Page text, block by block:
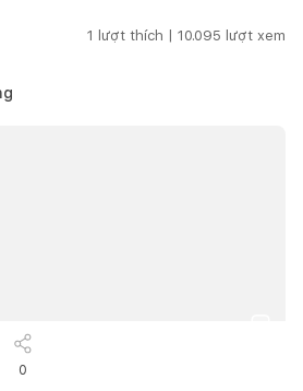
1 lượt thích | 10.095 lượt xem
lòng đô thị, tận dụng vật liệu cũ
0